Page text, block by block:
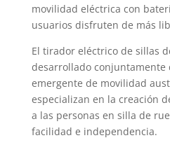
movilidad eléctrica con
usuarios disfruten de más
El tirador eléctrico de sillas
desarrollado conjuntamente
emergente de movilidad
especializan en la creación
a las personas en silla de
facilidad e independencia.